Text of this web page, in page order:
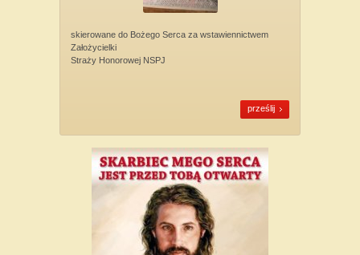
skierowane do Bożego Serca za wstawiennictwem
Założycielki
Straży Honorowej NSPJ
prześlij